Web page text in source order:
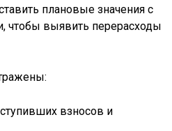
плановые значения с
чтобы выявить перерасходы
взносов и